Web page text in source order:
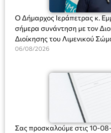
Ο Δήμαρχος Ιεράπετρας κ.
σήμερα συνάντηση με τον
Διοίκησης του Λιμενικού
Ακτοφυλακής (Λ.Σ.-ΕΛ.ΑΚΤ.),
06/08/2026
Σας προσκαλούμε στις 10-